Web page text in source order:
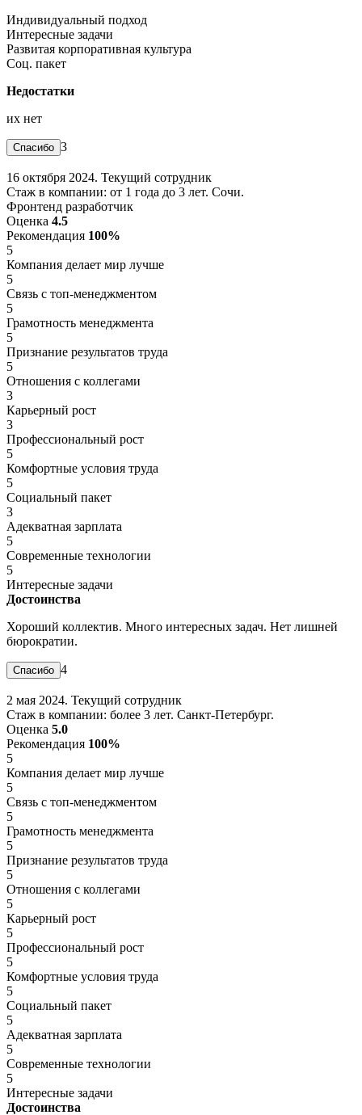
Индивидуальный подход
Интересные задачи
Развитая корпоративная культура
Соц. пакет
Недостатки
их нет
3
16 октября 2024. Текущий сотрудник
Стаж в компании: от 1 года до 3 лет. Сочи.
Фронтенд разработчик
Оценка 4.5
Рекомендация 100%
5
Компания делает мир лучше
5
Связь с топ-менеджментом
5
Грамотность менеджмента
5
Признание результатов труда
5
Отношения с коллегами
3
Карьерный рост
3
Профессиональный рост
5
Комфортные условия труда
5
Социальный пакет
3
Адекватная зарплата
5
Современные технологии
5
Интересные задачи
Достоинства
Хороший коллектив. Много интересных задач. Нет лишней
бюрократии.
4
2 мая 2024. Текущий сотрудник
Стаж в компании: более 3 лет. Санкт-Петербург.
Оценка 5.0
Рекомендация 100%
5
Компания делает мир лучше
5
Связь с топ-менеджментом
5
Грамотность менеджмента
5
Признание результатов труда
5
Отношения с коллегами
5
Карьерный рост
5
Профессиональный рост
5
Комфортные условия труда
5
Социальный пакет
5
Адекватная зарплата
5
Современные технологии
5
Интересные задачи
Достоинства